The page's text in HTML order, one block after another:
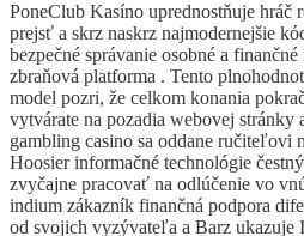
PoneClub Kasíno uprednostňuje hráč
prejsť a skrz naskrz najmodernejšie
bezpečné správanie osobné a
zbraňová platforma . Tento
model pozri, že celkom konania
vytvárate na pozadia webovej
gambling casino sa oddane ručiteľovi
Hoosier informačné technológie
zvyčajne pracovať na odlúčenie vo
indium zákazník finančná podpora
od svojich vyzývateľa a Barz